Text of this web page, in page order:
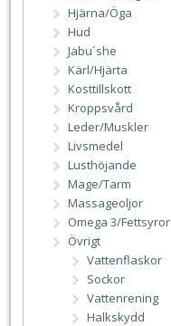
Hjärna/Öga
Hud
Jabu´she
Kärl/Hjärta
Kosttillskott
Kroppsvård
Leder/Muskler
Livsmedel
Lusthöjande
Mage/Tarm
Massageoljor
Omega 3/Fettsyror
Övrigt
Vattenflaskor
Sockor
Vattenrening
Halkskydd